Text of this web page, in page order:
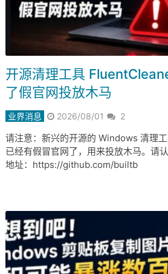
开源清理工具
了假官网投放木马
业界消息 2026/08/01 2
请注意：新兴的开源的 Windows 清理
已经有假冒官网了，用来投放木马。请
地址：https://github.com/builtb